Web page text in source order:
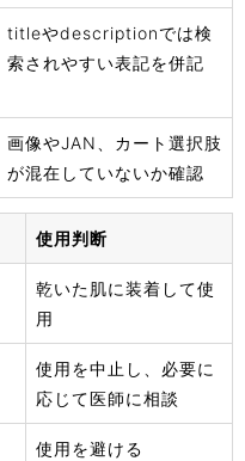
titleやdescriptionでは検
索されやすい表記を併記
画像やJAN、カート選択肢
が混在していないか確認
使用判断
乾いた肌に装着して使
用
使用を中止し、必要に
応じて医師に相談
使用を避ける